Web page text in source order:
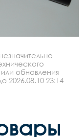
обновления
2026.08.10 23:14